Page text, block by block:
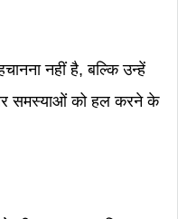
नहीं है, बल्कि उन्हें
समस्याओं को हल करने के